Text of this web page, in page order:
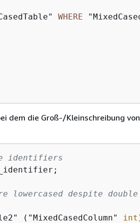
WHERE
dem die Groß-/Kleinschreibung von
identifiers
despite double
("MixedCasedColumn" int